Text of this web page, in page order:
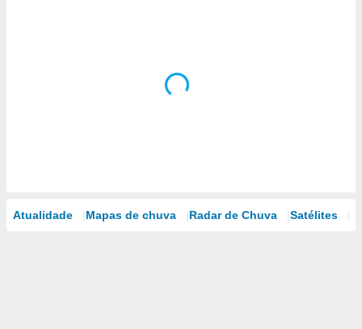
Atualidade Mapas de chuva Radar de Chuva Satélites